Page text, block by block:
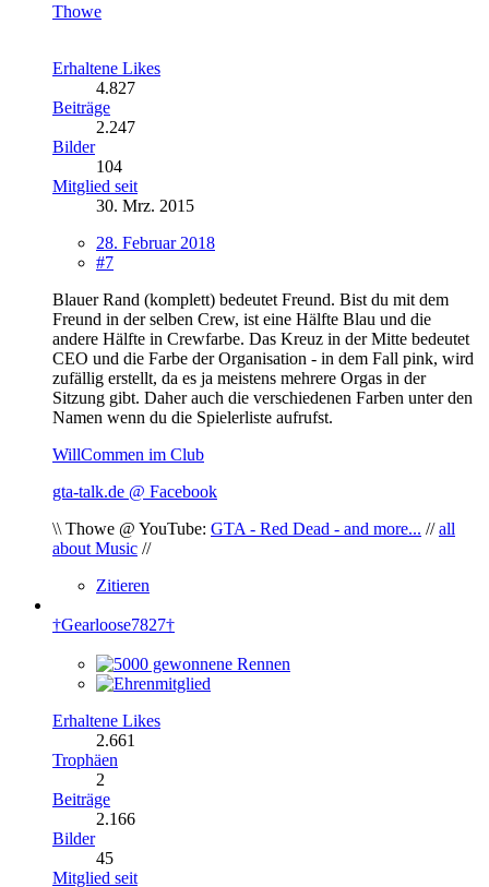
Thowe
Erhaltene Likes
4.827
Beiträge
2.247
Bilder
104
Mitglied seit
30. Mrz. 2015
28. Februar 2018
#7
Blauer Rand (komplett) bedeutet Freund. Bist du mit dem
Freund in der selben Crew, ist eine Hälfte Blau und die
andere Hälfte in Crewfarbe. Das Kreuz in der Mitte bedeutet
CEO und die Farbe der Organisation - in dem Fall pink, wird
zufällig erstellt, da es ja meistens mehrere Orgas in der
Sitzung gibt. Daher auch die verschiedenen Farben unter den
Namen wenn du die Spielerliste aufrufst.
WillCommen im Club
gta-talk.de @ Facebook
\\ Thowe @ YouTube: GTA - Red Dead - and more... //all
about Music //
Zitieren
†Gearloose7827†
Erhaltene Likes
2.661
Trophäen
2
Beiträge
2.166
Bilder
45
Mitglied seit